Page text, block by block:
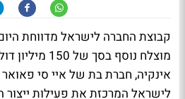
קבוצת החברה לישראל מדווחת
מוצלח נוסף בסך
אינקיה, חברת בת של איי סי
לישראל המרכזת את פעילות